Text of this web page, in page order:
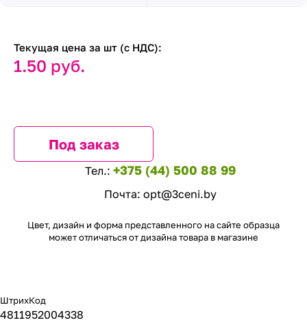
Текущая цена за шт (с НДС):
1.50 руб.
Под заказ
Тел.: +375 (44) 500 88 99
Почта: opt@3ceni.by
Цвет, дизайн и форма представленного на сайте образца
может отличаться от дизайна товара в магазине
ШтрихКод
4811952004338